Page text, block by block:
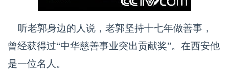
听老郭身边的人说，老郭坚持十七年做善事，
曾经获得过“中华慈善事业突出贡献奖”。在西安他
是一位名人。